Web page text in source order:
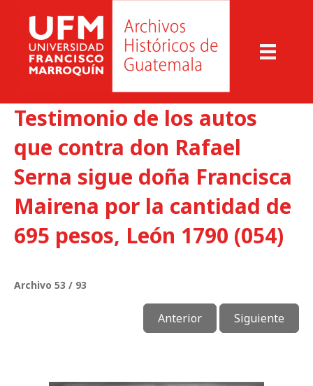
Testimonio de los autos
que contra don Rafael
Serna sigue doña Francisca
Mairena por la cantidad de
695 pesos, León 1790 (054)
Archivo 53 / 93
Anterior Siguiente